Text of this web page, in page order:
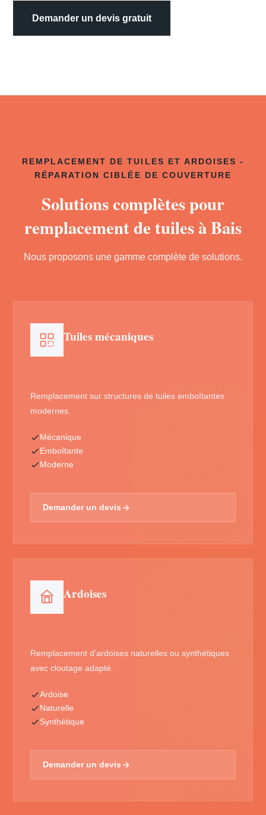
Demander un devis gratuit
REMPLACEMENT DE TUILES ET ARDOISES -
RÉPARATION CIBLÉE DE COUVERTURE
Solutions complètes pour
remplacement de tuiles à Bais
Nous proposons une gamme complète de solutions.
Tuiles mécaniques
Remplacement sur structures de tuiles emboîtantes
modernes.
Mécanique
Emboîtante
Moderne
Demander un devis
Ardoises
Remplacement d'ardoises naturelles ou synthétiques
avec cloutage adapté.
Ardoise
Naturelle
Synthétique
Demander un devis